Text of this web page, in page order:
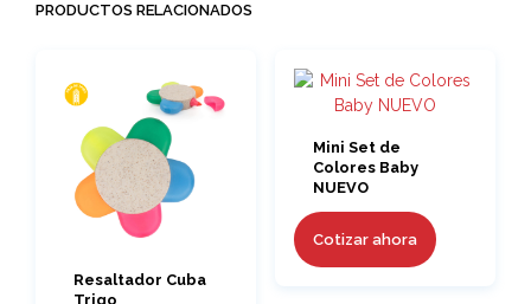
PRODUCTOS RELACIONADOS
Resaltador Cuba
Trigo
Mini Set de
Colores Baby
NUEVO
Cotizar ahora